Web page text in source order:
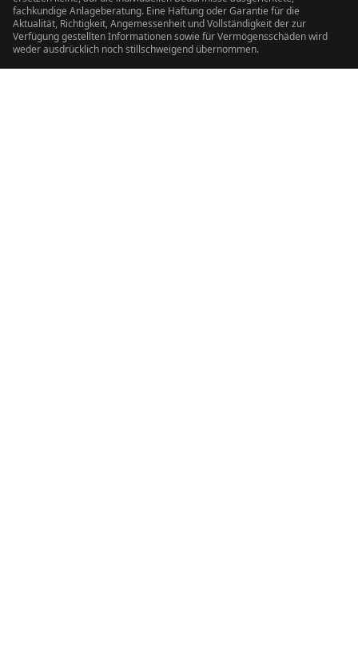
fachkundige Anlageberatung. Eine Haftung oder Garantie für die
Aktualität, Richtigkeit, Angemessenheit und Vollständigkeit der zur
Verfügung gestellten Informationen sowie für Vermögensschäden wird
weder ausdrücklich noch stillschweigend übernommen.